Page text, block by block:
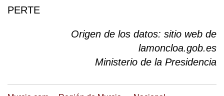
PERTE
Origen de los datos: sitio web de
lamoncloa.gob.es
Ministerio de la Presidencia